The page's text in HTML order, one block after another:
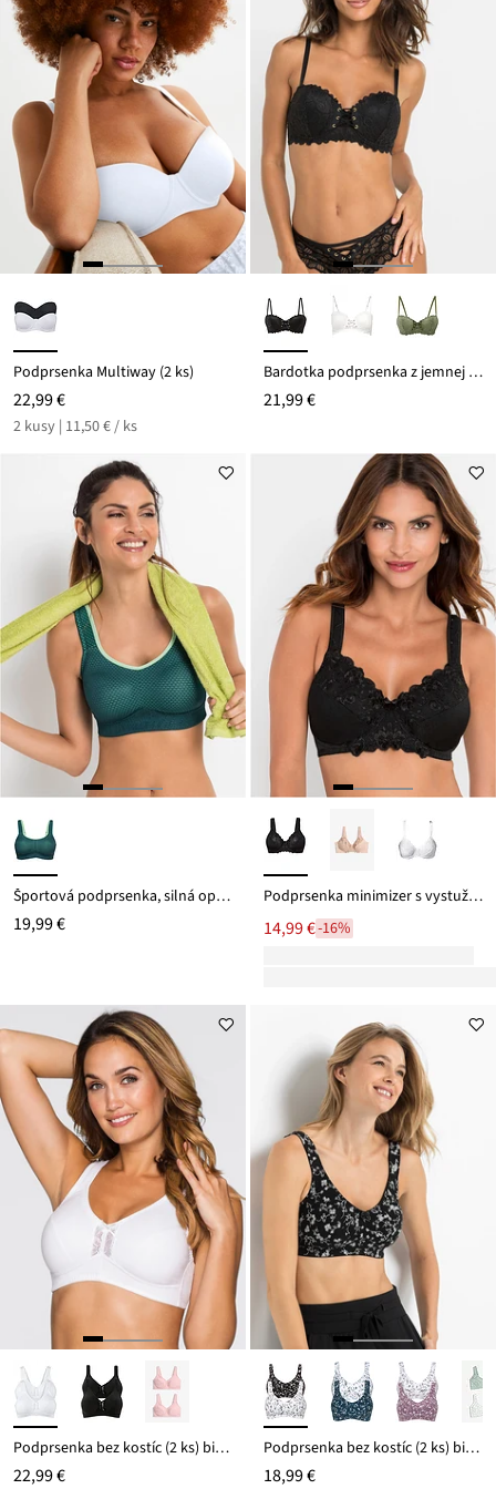
Podprsenka Multiway (2 ks)
22,99 €
2 kusy | 11,50 € / ks
Bardotka podprsenka z jemnej čipky
21,99 €
Športová podprsenka, silná opora
19,99 €
Podprsenka minimizer s vystuženými ramienkami
14,99 €-16%
Podprsenka bez kostíc (2 ks) bio bavlna
22,99 €
Podprsenka bez kostíc (2 ks) bio bavlna
18,99 €